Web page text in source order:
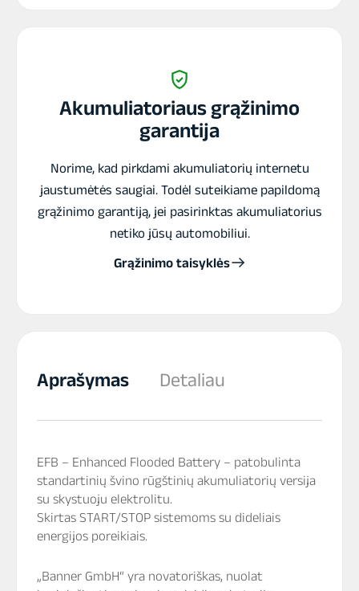
Akumuliatoriaus grąžinimo
garantija
Norime, kad pirkdami akumuliatorių internetu
jaustumėtės saugiai. Todėl suteikiame papildomą
grąžinimo garantiją, jei pasirinktas akumuliatorius
netiko jūsų automobiliui.
Grąžinimo taisyklės
Aprašymas Detaliau
EFB – Enhanced Flooded Battery – patobulinta
standartinių švino rūgštinių akumuliatorių versija
su skystuoju elektrolitu.
Skirtas START/STOP sistemoms su dideliais
energijos poreikiais.
„Banner GmbH“ yra novatoriškas, nuolat